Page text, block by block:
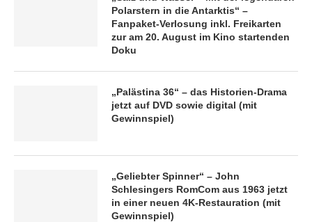
Polarstern in die Antarktis“ –
Fanpaket-Verlosung inkl. Freikarten
zur am 20. August im Kino startenden
Doku
„Palästina 36“ – das Historien-Drama
jetzt auf DVD sowie digital (mit
Gewinnspiel)
„Geliebter Spinner“ – John
Schlesingers RomCom aus 1963 jetzt
in einer neuen 4K-Restauration (mit
Gewinnspiel)